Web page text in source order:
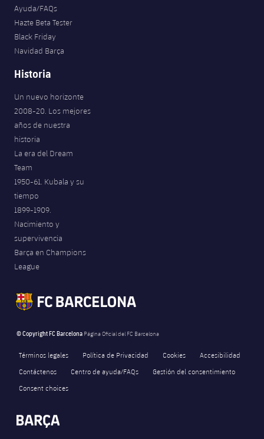
Ayuda/FAQs
Hazte Beta Tester
Black Friday
Navidad Barça
Historia
Un nuevo horizonte
2008-20. Los mejores
años de nuestra
historia
La era del Dream
Team
1950-61. Kubala y su
tiempo
1899-1909.
Nacimiento y
supervivencia
Barça en Champions
League
© Copyright FC Barcelona Página Oficial del FC Barcelona
Términos legales Política de Privacidad Cookies
Accesibilidad
Contáctenos
Centro de ayuda/FAQs
Gestión del consentimiento
Consent choices